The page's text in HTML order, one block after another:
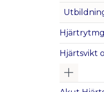
Hjärtsvikt
Visa/